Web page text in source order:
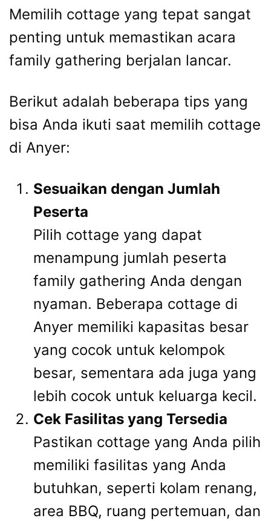
Memilih cottage yang tepat sangat
penting untuk memastikan acara
family gathering berjalan lancar.
Berikut adalah beberapa tips yang
bisa Anda ikuti saat memilih cottage
di Anyer:
Sesuaikan dengan Jumlah
Peserta
Pilih cottage yang dapat
menampung jumlah peserta
family gathering Anda dengan
nyaman. Beberapa cottage di
Anyer memiliki kapasitas besar
yang cocok untuk kelompok
besar, sementara ada juga yang
lebih cocok untuk keluarga kecil.
Cek Fasilitas yang Tersedia
Pastikan cottage yang Anda pilih
memiliki fasilitas yang Anda
butuhkan, seperti kolam renang,
area BBQ, ruang pertemuan, dan